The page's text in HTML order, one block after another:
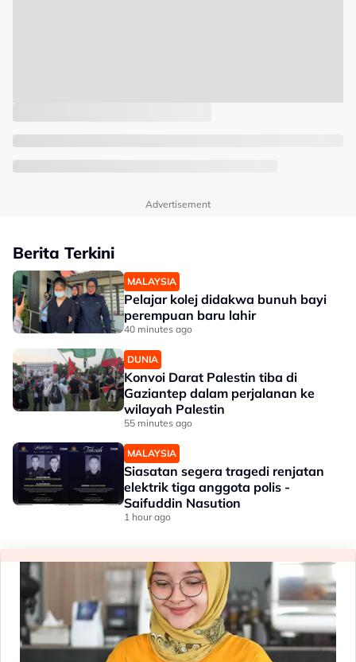
Advertisement
Berita Terkini
MALAYSIA
Pelajar kolej didakwa bunuh bayi
perempuan baru lahir
40 minutes ago
DUNIA
Konvoi Darat Palestin tiba di
Gaziantep dalam perjalanan ke
wilayah Palestin
55 minutes ago
MALAYSIA
Siasatan segera tragedi renjatan
elektrik tiga anggota polis -
Saifuddin Nasution
1 hour ago